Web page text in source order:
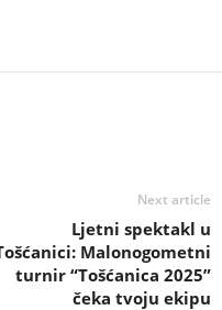
Next article
Ljetni spektakl u
Malonogometni
turnir “Tošćanica 2025”
čeka tvoju ekipu